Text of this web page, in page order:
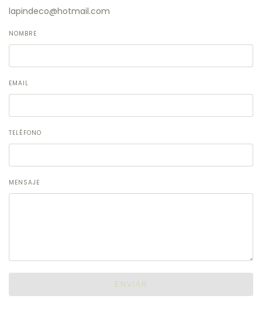
lapindeco@hotmail.com
NOMBRE
EMAIL
TELÉFONO
MENSAJE
ENVIAR